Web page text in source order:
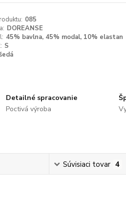
085
DOREANSE
45% bavlna, 45% modal, 10% elastan
S
Detailné spracovanie
Poctivá výroba
Súvisiaci tovar 4